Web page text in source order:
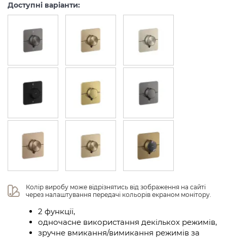
Доступні варіанти:
Колір виробу може відрізнятись від зображення на сайті
через налаштування передачі кольорів екраном монітору.
2 функції,
одночасне використання декількох режимів,
зручне вмикання/вимикання режимів за